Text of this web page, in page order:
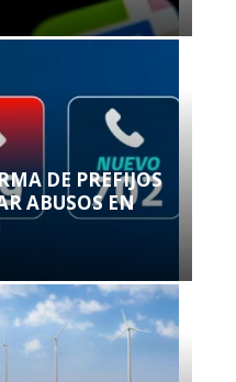
DE PREFIJOS
ABUSOS EN